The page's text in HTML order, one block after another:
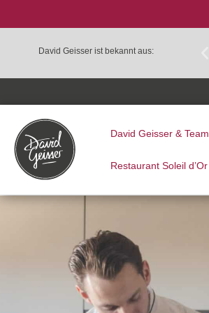
David Geisser ist bekannt aus:
David Geisser & Team
Restaurant Soleil d’Or